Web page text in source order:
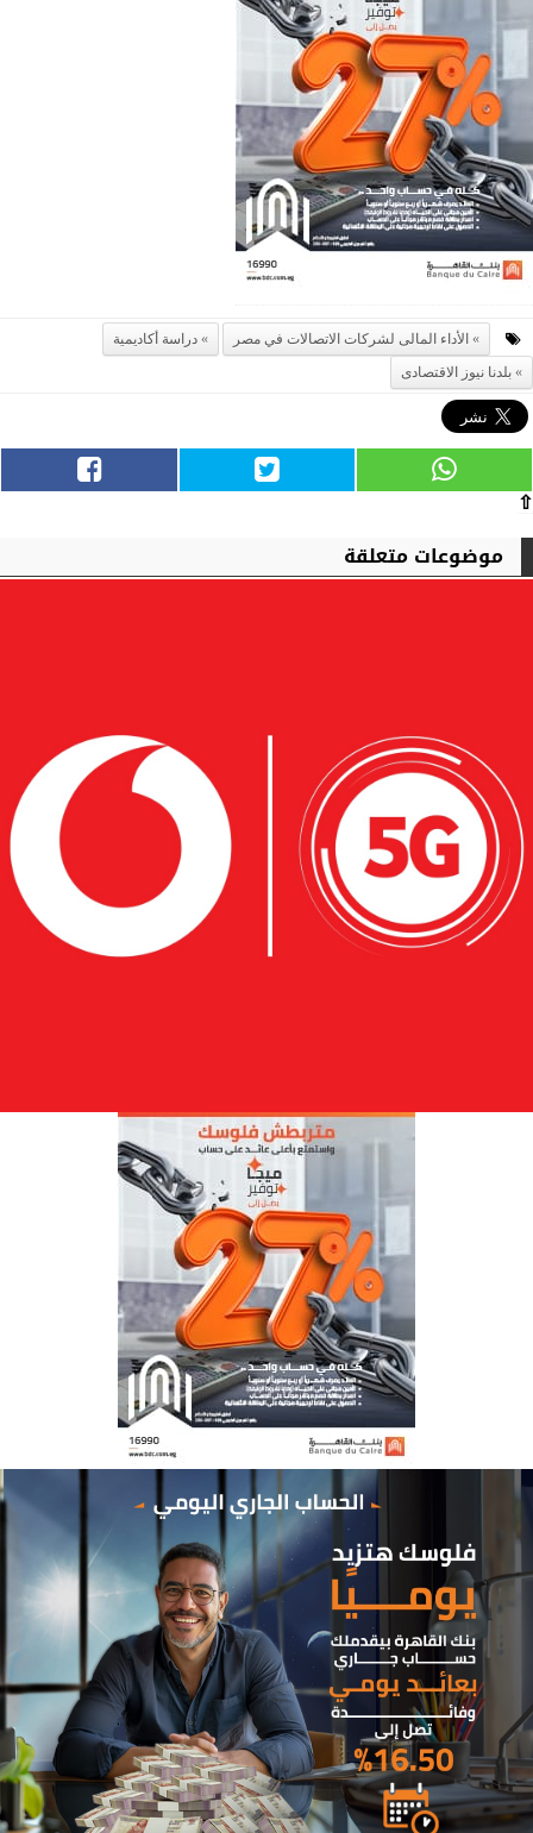
الأداء المالى لشركات الاتصالات في مصر
دراسة أكاديمية
بلدنا نيوز الاقتصادى
⇧
موضوعات متعلقة